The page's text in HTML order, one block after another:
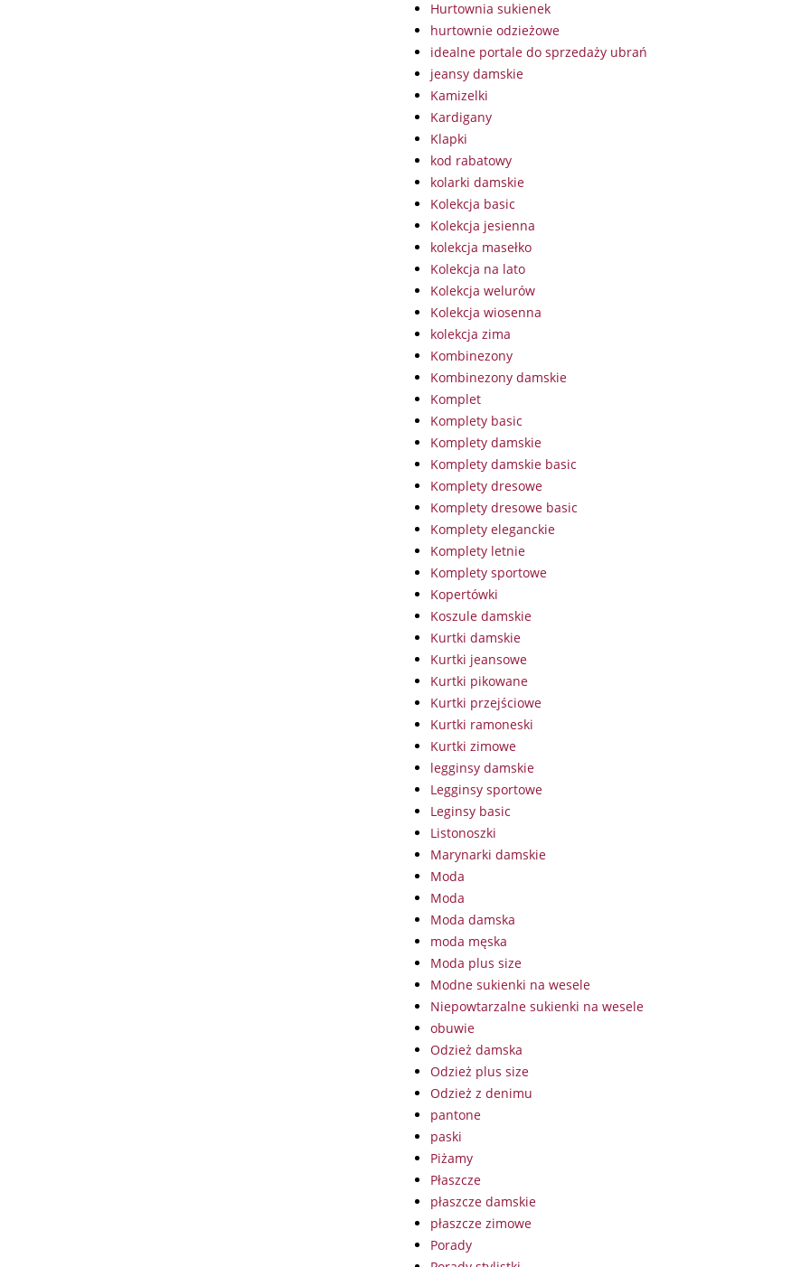
Hurtownia sukienek
hurtownie odzieżowe
idealne portale do sprzedaży ubrań
jeansy damskie
Kamizelki
Kardigany
Klapki
kod rabatowy
kolarki damskie
Kolekcja basic
Kolekcja jesienna
kolekcja masełko
Kolekcja na lato
Kolekcja welurów
Kolekcja wiosenna
kolekcja zima
Kombinezony
Kombinezony damskie
Komplet
Komplety basic
Komplety damskie
Komplety damskie basic
Komplety dresowe
Komplety dresowe basic
Komplety eleganckie
Komplety letnie
Komplety sportowe
Kopertówki
Koszule damskie
Kurtki damskie
Kurtki jeansowe
Kurtki pikowane
Kurtki przejściowe
Kurtki ramoneski
Kurtki zimowe
legginsy damskie
Legginsy sportowe
Leginsy basic
Listonoszki
Marynarki damskie
Moda
Moda
Moda damska
moda męska
Moda plus size
Modne sukienki na wesele
Niepowtarzalne sukienki na wesele
obuwie
Odzież damska
Odzież plus size
Odzież z denimu
pantone
paski
Piżamy
Płaszcze
płaszcze damskie
płaszcze zimowe
Porady